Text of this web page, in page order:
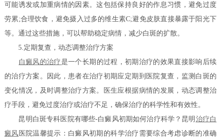
可能诱发或加重病情的因素。这包括保持良好的作息习惯，避免过度
劳累;合理饮食，避免摄入过多的维生素C;避免皮肤直接暴露于阳光下
等。通过这些措施，可以帮助稳定病情，减少白斑的扩散。
5.定期复查，动态调整治疗方案
白癜风的治疗是一个长期的过程，初期治疗的效果直接影响后续
的治疗方案。因此，患者在治疗初期应定期到医院复查，监测白斑的
变化情况，及时调整治疗方案。医生应根据病情的发展，动态调整治
疗手段，避免过度治疗或治疗不足，确保治疗的科学性和有效性。
昆明白斑专科医院有哪些-白癜风初期如何治疗科学？昆明 治疗白
癜风 医院温馨提示：白癜风初期的科学治疗需要综合考虑诊断的准确